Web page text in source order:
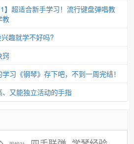
】超适合新手学习！流行键盘弹唱教
教
趣就学不好吗?
窍
习《钢琴》存下吧，不到一周完结！
又能独立活动的手指